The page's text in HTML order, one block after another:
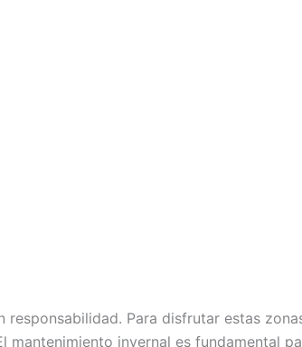
Para disfrutar estas
invernal es fundamental